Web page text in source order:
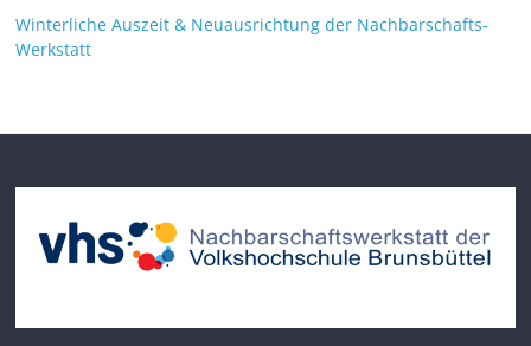
Winterliche Auszeit & Neuausrichtung der Nachbarschafts-
Werkstatt